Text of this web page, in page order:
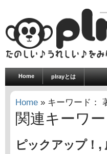
Home plrayとは
Home » キーワード：
関連キーワ
ピックアップ！ ,